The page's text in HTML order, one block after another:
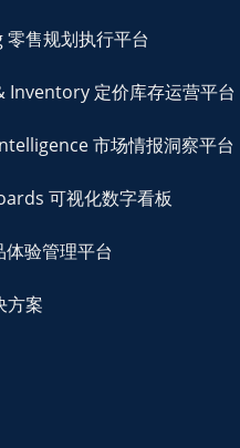
售规划执行平台
Inventory 定价库存运营平台
市场情报洞察平台
可视化数字看板
验管理平台
方案